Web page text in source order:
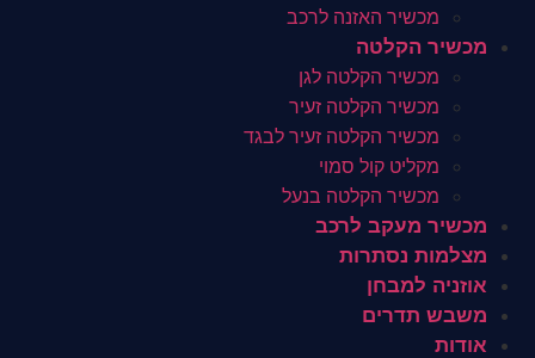
מכשיר האזנה לרכב
מכשיר הקלטה
מכשיר הקלטה לגן
מכשיר הקלטה זעיר
מכשיר הקלטה זעיר לבגד
מקליט קול סמוי
מכשיר הקלטה בנעל
מכשיר מעקב לרכב
מצלמות נסתרות
אוזניה למבחן
משבש תדרים
אודות